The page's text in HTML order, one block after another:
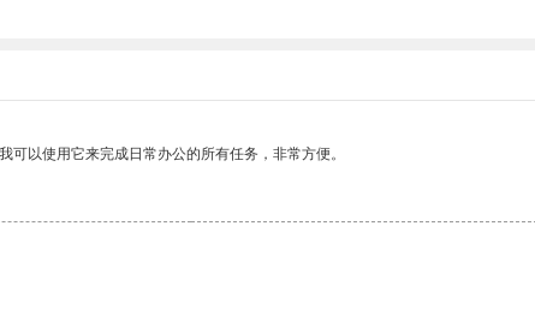
以使用它来完成日常办公的所有任务，非常方便。